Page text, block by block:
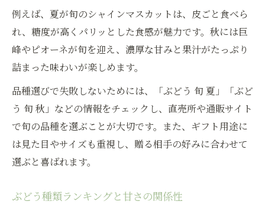
例えば、夏が旬のシャインマスカットは、皮ごと食べら
れ、糖度が高くパリッとした食感が魅力です。秋には巨
峰やピオーネが旬を迎え、濃厚な甘みと果汁がたっぷり
詰まった味わいが楽しめます。
品種選びで失敗しないためには、「ぶどう 旬 夏」「ぶど
う 旬 秋」などの情報をチェックし、直売所や通販サイト
で旬の品種を選ぶことが大切です。また、ギフト用途に
は見た目やサイズも重視し、贈る相手の好みに合わせて
選ぶと喜ばれます。
ぶどう種類ランキングと甘さの関係性